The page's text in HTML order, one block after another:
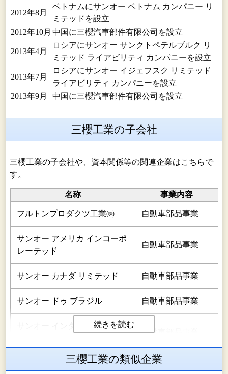
2012年8月
ベトナムにサンオー ベトナム カンパニー リ
ミテッドを設立
2012年10月 中国に三櫻汽車部件有限公司を設立
2013年4月
ロシアにサンオー サンクトペテルブルク リ
ミテッド ライアビリティ カンパニーを設立
2013年7月
ロシアにサンオー イジェフスク リミテッド
ライアビリティ カンパニーを設立
2013年9月
中国に三櫻汽車部件有限公司を設立
三櫻工業の子会社
三櫻工業の子会社や、資本関係等の関連企業はこちらで
す。
続きを読む
名称 事業内容
フルトンプロダクツ工業㈱ 自動車部品事業
サンオー アメリカ インコーポ
レーテッド
自動車部品事業
サンオー カナダ リミテッド 自動車部品事業
サンオー ドゥ ブラジル 自動車部品事業
サンオー インダストリアル デ
自動車部品事業
サンオー ヨーロッパ GmbH
欧州地域の統括運
三櫻工業の類似企業